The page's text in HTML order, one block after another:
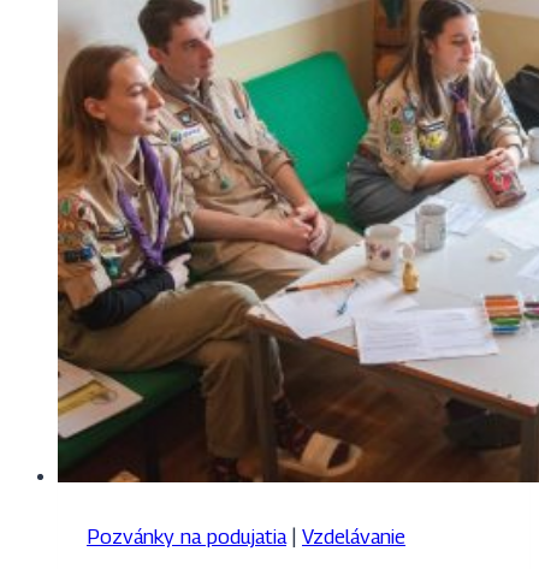
Pozvánky na podujatia| Vzdelávanie